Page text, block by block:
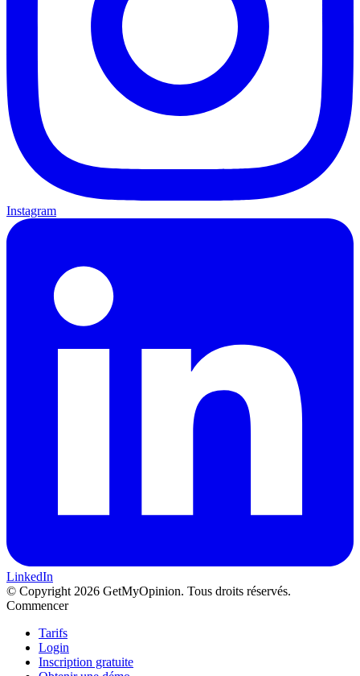
Instagram
LinkedIn
© Copyright 2026 GetMyOpinion. Tous droits réservés.
Commencer
Tarifs
Login
Inscription gratuite